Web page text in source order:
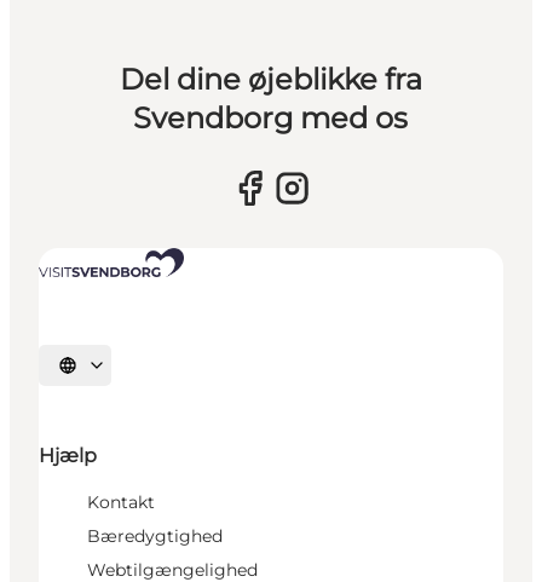
Del dine øjeblikke fra
Svendborg med os
Vælg sprog
Hjælp
Kontakt
Bæredygtighed
Webtilgængelighed